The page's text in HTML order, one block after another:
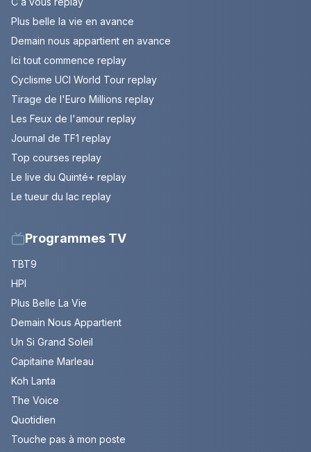
Plus belle la vie en avance
Demain nous appartient en avance
Ici tout commence replay
Cyclisme UCI World Tour replay
Tirage de l'Euro Millions replay
Les Feux de l'amour replay
Journal de TF1 replay
Top courses replay
Le live du Quinté+ replay
Le tueur du lac replay
Programmes TV
TBT9
HPI
Plus Belle La Vie
Demain Nous Appartient
Un Si Grand Soleil
Capitaine Marleau
Koh Lanta
The Voice
Quotidien
Touche pas à mon poste